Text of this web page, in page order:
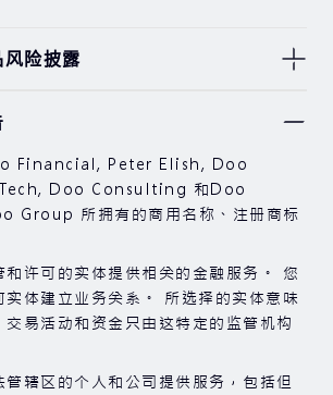
险披露
约和其他金融产品交易涉及高风险，可
不代表其未来的表现。
交易之前，请确保您完全了解使用相应
风险。 如果您不了解此处说明的风
的专业建议。
Financial, Peter Elish, Doo
Doo Consulting 和Doo
Group 所拥有的商用名称、注册商标
和许可的实体提供相关的金融服务。 您
实体建立业务关系。 所选择的实体意味
交易活动和资金只由这特定的监管机构
辖区的个人和公司提供服务，包括但